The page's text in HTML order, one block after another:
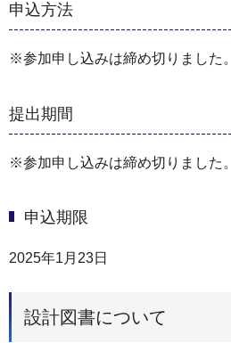
申込方法
※参加申し込みは締め切りました。
提出期間
※参加申し込みは締め切りました。
申込期限
2025年1月23日
設計図書について